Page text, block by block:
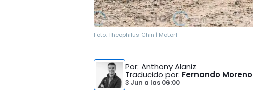
Foto: Theophilus Chin | Motor1
Por: Anthony Alaniz
Traducido por: Fernando Moreno
3 Jun a las 06:00